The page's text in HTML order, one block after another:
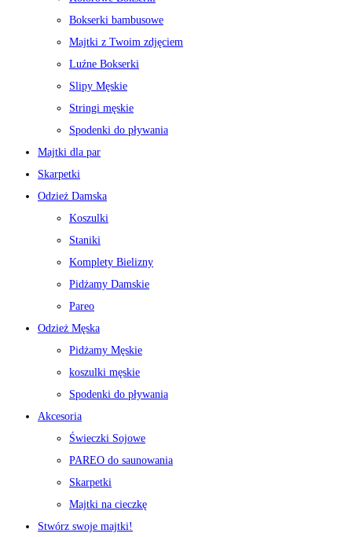
Bokserki bambusowe
Majtki z Twoim zdjęciem
Luźne Bokserki
Slipy Męskie
Stringi męskie
Spodenki do pływania
Majtki dla par
Skarpetki
Odzież Damska
Koszulki
Staniki
Komplety Bielizny
Pidżamy Damskie
Pareo
Odzież Męska
Pidżamy Męskie
koszulki męskie
Spodenki do pływania
Akcesoria
Świeczki Sojowe
PAREO do saunowania
Skarpetki
Majtki na cieczkę
Stwórz swoje majtki!